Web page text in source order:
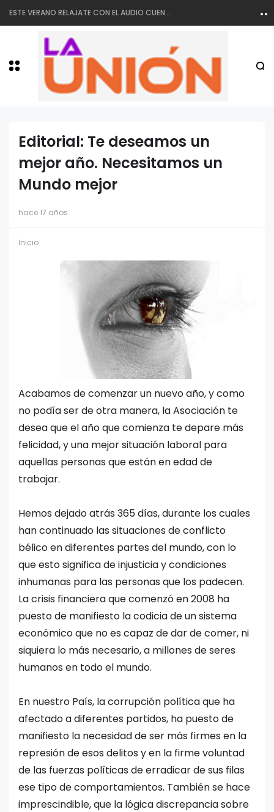
ESTE VERANO RELAJATE CON EL AUDIO CUENTO DE LA TRIBU
Editorial: Te deseamos un
mejor año. Necesitamos un
Mundo mejor
hace 17 años
Inicio
Acabamos de comenzar un nuevo año, y como
no podía ser de otra manera, la Asociación te
desea que el año que comienza te depare más
felicidad, y una mejor situación laboral para
aquellas personas que están en edad de
trabajar.
Hemos dejado atrás 365 días, durante los cuales
han continuado las situaciones de conflicto
bélico en diferentes partes del mundo, con lo
que esto significa de injusticia y condiciones
inhumanas para las personas que los padecen.
La crisis financiera que comenzó en 2008 ha
puesto de manifiesto la codicia de un sistema
económico que no es capaz de dar de comer, ni
siquiera lo más necesario, a millones de seres
humanos en todo el mundo.
En nuestro País, la corrupción política que ha
afectado a diferentes partidos, ha puesto de
manifiesto la necesidad de ser más firmes en la
represión de esos delitos y en la firme voluntad
de las fuerzas políticas de erradicar de sus filas
ese tipo de comportamientos. También se hace
imprescindible, que la lógica discrepancia sobre